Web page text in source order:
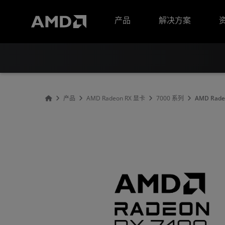
产品
解决方案
产品 AMD Radeon RX 显卡 7000 系列 AMD